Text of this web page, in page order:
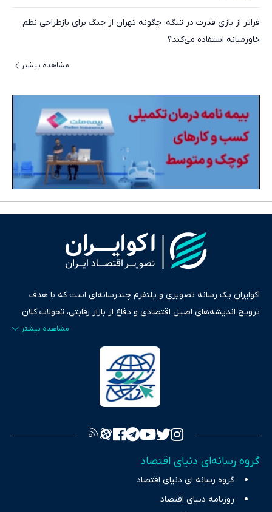
فراتر از بازی قدرت در تنگه؛ چگونه تهران از جنگ برای بازطراحی نظم
خاورمیانه استفاده می‌کند؟
مشاهده بیشتر
اکوایران یک رسانه تصویری و پلتفرم چندرسانه‌ای است که با هدف
ترویج اندیشه‌های اصیل اقتصادی و دفاع از بازار رقابتی، تحولات کلان
ایران و جهان را در قالب‌های ویدیو، پادکست، متن و گزارش‌های تحلیلی
پایش می‌کند. این رسانه به عنوان منبعی دقیق و قابل اعتماد، فراتر از
اطلاع‌رسانی صرف، به تبیین سیاست‌ها و کارکردهای بازارهای مالی،
سرمایه‌گذاری، تجارت و حوزه‌های نوظهور می‌پردازد. اکوایران با پایبندی
به اصول «انصاف، امانت و صداقت»، بستری برای انعکاس آراء متنوع
تصویری شفاف از واقعیت‌های اقتصادی ارائه دهد. ما در اکوایران با
چالش‌های فقر و بیکاری را جست‌وجو کرده و در کنار تحلیل آمارها،
نیازهای خبری مخاطبان در حوزه‌های اثرگذار بر اقتصاد را با رویکردی
حرفه‌ای و روزآمد پوشش می‌دهیم.
گروه رسانه‌ای دنیای اقتصاد
گروه رسانه ای دنیای اقتصاد
روزنامه دنیای اقتصاد